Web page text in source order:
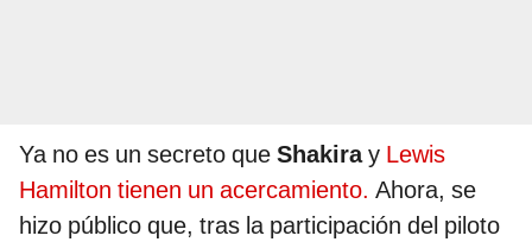
Ya no es un secreto que Shakiray Lewis
Hamilton tienen un acercamiento. Ahora, se
hizo público que, tras la participación del piloto